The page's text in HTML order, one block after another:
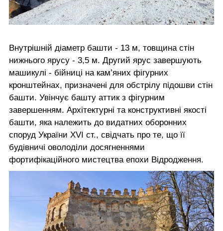
Внутрішній діаметр башти - 13 м, товщина стін
нижнього ярусу - 3,5 м. Другий ярус завершують
машикулі - бійниці на кам’яних фігурних
кронштейнах, призначені для обстрілу підошви стін
башти. Увінчує башту аттик з фігурним
завершенням. Архітектурні та конструктивні якості
башти, яка належить до видатних оборонних
споруд України XVI ст., свідчать про те, що її
будівничі оволоділи досягненнями
фортифікаційного мистецтва епохи Відродження.